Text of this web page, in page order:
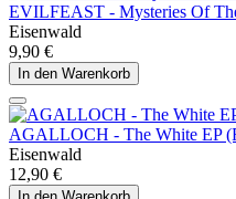
EVILFEAST - Mysteries Of
Eisenwald
9,90 €
In den Warenkorb
AGALLOCH - The White EP
Eisenwald
12,90 €